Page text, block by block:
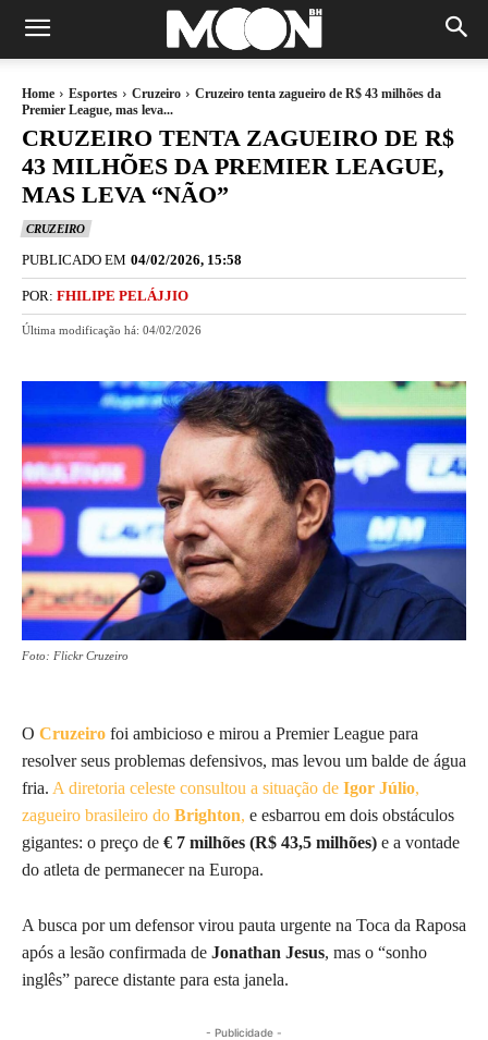
Home Esportes Cruzeiro
Cruzeiro tenta zagueiro de R$ 43 milhões da
Premier League, mas leva...
CRUZEIRO TENTA ZAGUEIRO DE R$
43 MILHÕES DA PREMIER LEAGUE,
MAS LEVA “NÃO”
CRUZEIRO
PUBLICADO EM 04/02/2026, 15:58
POR: FHILIPE PELÁJJIO
Última modificação há: 04/02/2026
Foto: Flickr Cruzeiro
O Cruzeiro foi ambicioso e mirou a Premier League para
resolver seus problemas defensivos, mas levou um balde de água
fria. A diretoria celeste consultou a situação de Igor Júlio,
zagueiro brasileiro do Brighton, e esbarrou em dois obstáculos
gigantes: o preço de € 7 milhões (R$ 43,5 milhões) e a vontade
do atleta de permanecer na Europa.
A busca por um defensor virou pauta urgente na Toca da Raposa
após a lesão confirmada de Jonathan Jesus, mas o “sonho
inglês” parece distante para esta janela.
- Publicidade -